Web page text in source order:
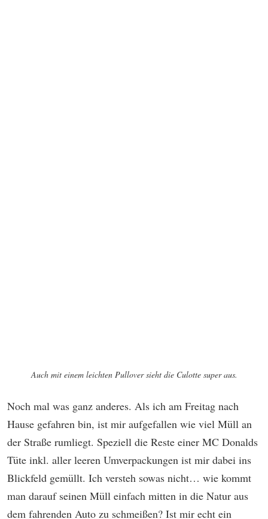
Auch mit einem leichten Pullover sieht die Culotte super aus.
Noch mal was ganz anderes. Als ich am Freitag nach
Hause gefahren bin, ist mir aufgefallen wie viel Müll an
der Straße rumliegt. Speziell die Reste einer MC Donalds
Tüte inkl. aller leeren Umverpackungen ist mir dabei ins
Blickfeld gemüllt. Ich versteh sowas nicht… wie kommt
man darauf seinen Müll einfach mitten in die Natur aus
dem fahrenden Auto zu schmeißen? Ist mir echt ein